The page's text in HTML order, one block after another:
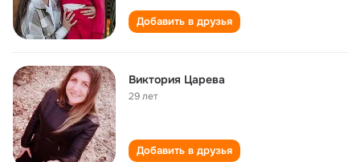
Добавить в друзья
Виктория Царева
29 лет
Добавить в друзья